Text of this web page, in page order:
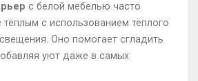
с белой мебелью часто
тёплым с использованием тёплого
Оно помогает сгладить
уют даже в самых